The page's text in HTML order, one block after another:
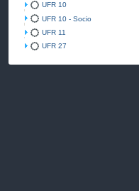
UFR 10
UFR 10 - Socio
UFR 11
UFR 27